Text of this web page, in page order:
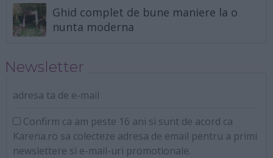
Ghid complet de bune maniere la o
nunta moderna
Newsletter
adresa ta de e-mail
Confirm ca am peste 16 ani si sunt de acord ca
Karena.ro sa colecteze adresa de email pentru a primi
newslettere si e-mail-uri promotionale.